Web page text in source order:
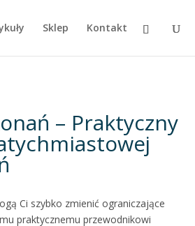
Sklep Kontakt
– Praktyczny
Ci szybko zmienić ograniczające
praktycznemu przewodnikowi